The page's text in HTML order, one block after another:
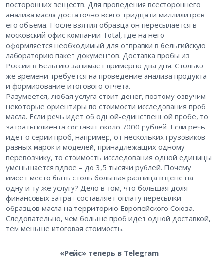
посторонних веществ. Для проведения всестороннего
анализа масла достаточно всего тридцати миллилитров
его объема. После взятия образца он пересылается в
московский офис компании Total, где на него
оформляется необходимый для отправки в бельгийскую
лабораторию пакет документов. Доставка пробы из
России в Бельгию занимает примерно два дня. Столько
же времени требуется на проведение анализа продукта
и формирование итогового отчета.
Разумеется, любая услуга стоит денег, поэтому озвучим
некоторые ориентиры по стоимости исследования проб
масла. Если речь идет об одной-единственной пробе, то
затраты клиента составят около 7000 рублей. Если речь
идет о серии проб, например, от нескольких грузовиков
разных марок и моделей, принадлежащих одному
перевозчику, то стоимость исследования одной единицы
уменьшается вдвое – до 3,5 тысячи рублей. Почему
имеет место быть столь большая разница в цене на
одну и ту же услугу? Дело в том, что большая доля
финансовых затрат составляет оплату пересылки
образцов масла на территорию Европейского Союза.
Следовательно, чем больше проб идет одной доставкой,
тем меньше итоговая стоимость.
«Рейс» теперь в Telegram